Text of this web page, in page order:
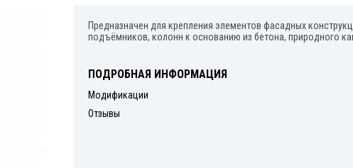
Профиль монтажный
Кляймер для вагонки
Предназначен для крепления элементов фасадных
подъёмников, колонн к основанию из бетона, природного
ПОДРОБНАЯ ИНФОРМАЦИЯ
Модификации
Отзывы